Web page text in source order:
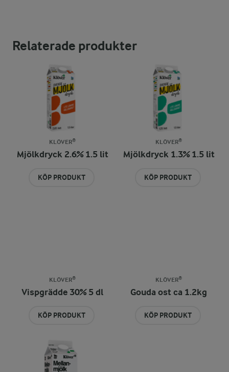
Relaterade produkter
KLÖVER®
Mjölkdryck 2.6% 1.5 lit
KÖP PRODUKT
KLÖVER®
Mjölkdryck 1.3% 1.5 lit
KÖP PRODUKT
KLÖVER®
Vispgrädde 30% 5 dl
KÖP PRODUKT
KLÖVER®
Gouda ost ca 1.2kg
KÖP PRODUKT